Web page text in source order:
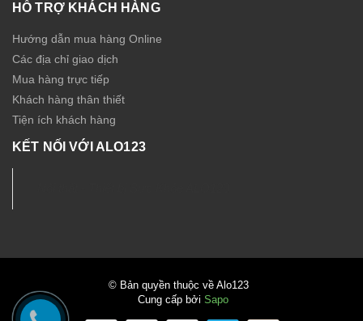
HỖ TRỢ KHÁCH HÀNG
Hướng dẫn mua hàng Online
Các địa chỉ giao dịch
Mua hàng trực tiếp
Khách hàng thân thiết
Tiện ích khách hàng
KẾT NỐI VỚI ALO123
© Bản quyền thuộc về Alo123
Cung cấp bởi Sapo